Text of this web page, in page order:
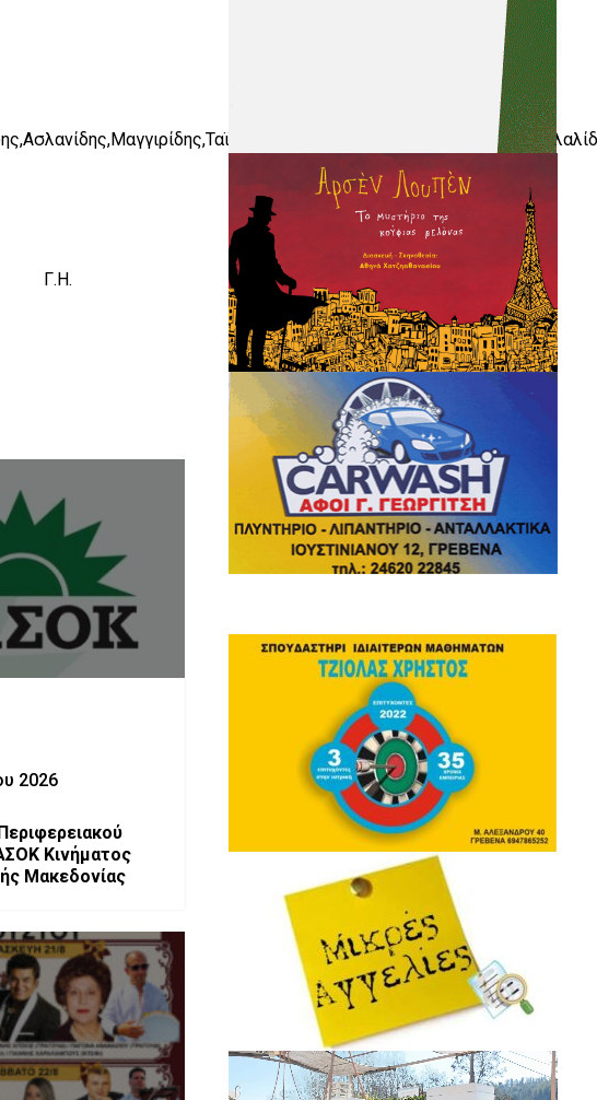
2026
Κινήματος
Μακεδονίας
Πρόγραμμα
Αναπαραγωγής